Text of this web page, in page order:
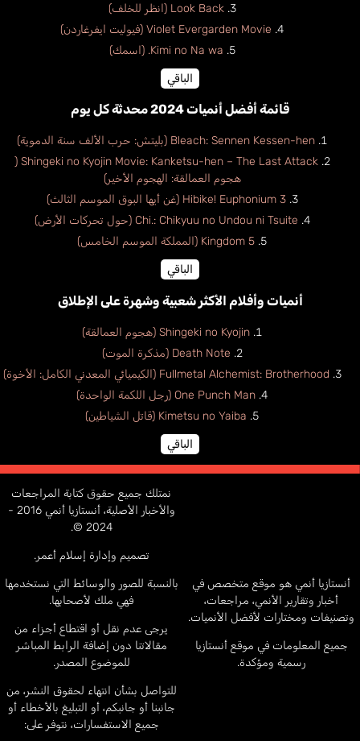
Look Back (انظر للخلف)
Violet Evergarden Movie (فيوليت ايفرغاردن)
Kimi no Na wa. (اسمك)
الباقي
قائمة أفضل أنميات 2024 محدثة كل يوم
Bleach: Sennen Kessen-hen (بليتش: حرب الألف سنة الدموية)
Shingeki no Kyojin Movie: Kanketsu-hen – The Last Attack (
هجوم العمالقة: الهجوم الأخير)
Hibike! Euphonium 3 (غن أيها البوق الموسم الثالث)
Chi.: Chikyuu no Undou ni Tsuite (حول تحركات الأرض)
Kingdom 5 (المملكة الموسم الخامس)
الباقي
أنميات وأفلام الأكثر شعبية وشهرة على الإطلاق
Shingeki no Kyojin (هجوم العمالقة)
Death Note (مذكرة الموت)
Fullmetal Alchemist: Brotherhood (الكيميائي المعدني الكامل: الأخوة)
One Punch Man (رجل اللكمة الواحدة)
Kimetsu no Yaiba (قاتل الشياطين)
الباقي
أنستازيا أنمي هو موقع متخصص في
أخبار وتقارير الأنمي، مراجعات،
وتصنيفات ومختارات لأفضل الأنميات.
جميع المعلومات في موقع أنستازيا
رسمية ومؤكدة.
نمتلك جميع حقوق كتابة المراجعات
والأخبار الأصلية، أنستازيا أنمي 2016 -
2024 ©.
تصميم وإدارة إسلام أعمر.
بالنسبة للصور والوسائط التي نستخدمها
فهي ملك لأصحابها.
يرجى عدم نقل أو اقتطاع أجزاء من
مقالاتنا دون إضافة الرابط المباشر
للموضوع المصدر.
للتواصل بشأن انتهاء لحقوق النشر، من
جانبنا أو جانبكم، أو التبليغ بالأخطاء أو
جميع الاستفسارات، نتوفر على: